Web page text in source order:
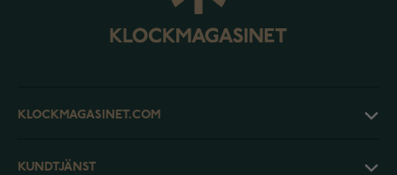
KLOCKMAGASINET.COM
KUNDTJÄNST